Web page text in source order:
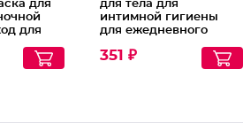
для
для
60+
для тела для
интимной гигиены
для ежедневного
чистоты и комфорта
351 ₽